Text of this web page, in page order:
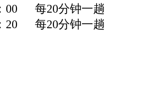
00 每20分钟一趟
20 每20分钟一趟